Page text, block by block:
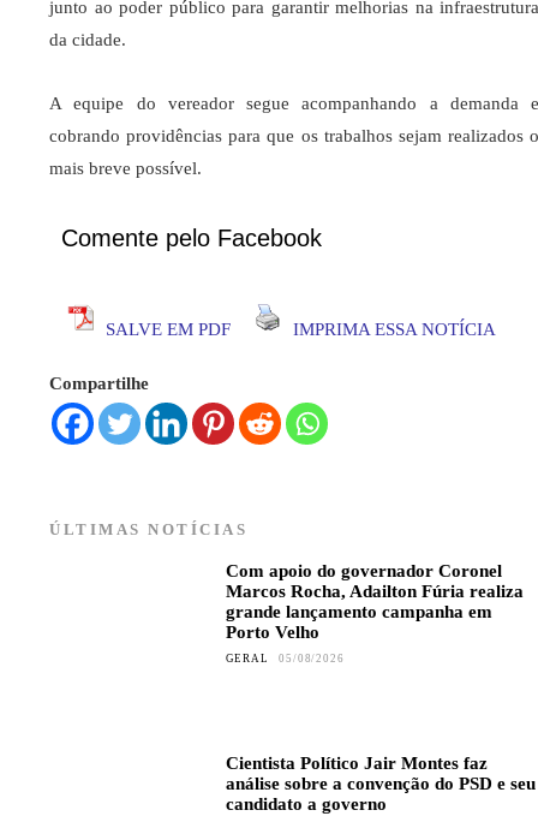
junto ao poder público para garantir melhorias na infraestrutura
da cidade.
A equipe do vereador segue acompanhando a demanda e
cobrando providências para que os trabalhos sejam realizados o
mais breve possível.
Comente pelo Facebook
SALVE EM PDF IMPRIMA ESSA NOTÍCIA
Compartilhe
ÚLTIMAS NOTÍCIAS
Com apoio do governador Coronel
Marcos Rocha, Adailton Fúria realiza
grande lançamento campanha em
Porto Velho
GERAL 05/08/2026
Cientista Político Jair Montes faz
análise sobre a convenção do PSD e seu
candidato a governo